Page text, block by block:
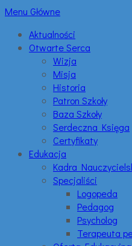
Menu Główne
Aktualności
Otwarte Serca
Wizja
Misja
Historia
Patron Szkoły
Baza Szkoły
Serdeczna Księga
Certyfikaty
Edukacja
Kadra
Specjaliści
Logopeda
Pedagog
Psycholog
Terapeuta